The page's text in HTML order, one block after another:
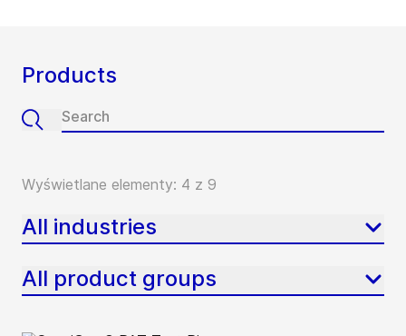
Products
Wyświetlane elementy: 4 z 9
All industries
All product groups